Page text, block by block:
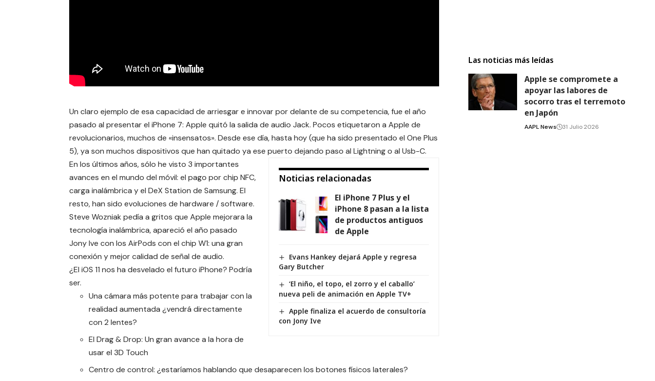
Un claro ejemplo de esa capacidad de arriesgar e innovar por delante de su competencia, fue el año
pasado al presentar el iPhone 7: Apple quitó la salida de audio Jack. Pocos etiquetaron a Apple de
revolucionarios, muchos de «insensatos». Desde ese día, hasta hoy (que ha sido presentado el One Plus
5), ya son muchos dispositivos que han quitado ya ese puerto dejando paso al Lightning o al Usb-C.
Noticias relacionadas
El iPhone 7 Plus y el
iPhone 8 pasan a la lista
de productos antiguos
de Apple
Evans Hankey dejará Apple y regresa
Gary Butcher
‘El niño, el topo, el zorro y el caballo’
nueva peli de animación en Apple TV+
Apple finaliza el acuerdo de consultoría
con Jony Ive
En los últimos años, sólo he visto 3 importantes
avances en el mundo del móvil: el pago por chip NFC,
carga inalámbrica y el DeX Station de Samsung. El
resto, han sido evoluciones de hardware / software.
Steve Wozniak pedía a gritos que Apple mejorara la
tecnología inalámbrica, apareció el año pasado
Jony Ive con los AirPods con el chip W1: una gran
conexión y mejor calidad de señal de audio.
¿El iOS 11 nos ha desvelado el futuro iPhone? Podría
ser.
Una cámara más potente para trabajar con la
realidad aumentada ¿vendrá directamente
con 2 lentes?
El Drag & Drop: Un gran avance a la hora de
usar el 3D Touch
Centro de control: ¿estaríamos hablando que desaparecen los botones físicos laterales?
Las noticias más leídas
Apple se compromete a
apoyar las labores de
socorro tras el terremoto
en Japón
AAPL News 31 Julio 2026